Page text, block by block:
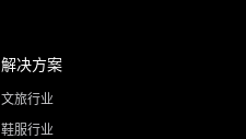
解决方案
文旅行业
鞋服行业